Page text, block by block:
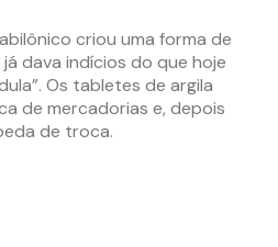
criou uma forma de
dava indícios do que hoje
Os tabletes de argila
de mercadorias e, depois
de troca.